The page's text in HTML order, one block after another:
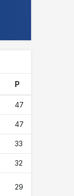
P
47
47
33
32
29